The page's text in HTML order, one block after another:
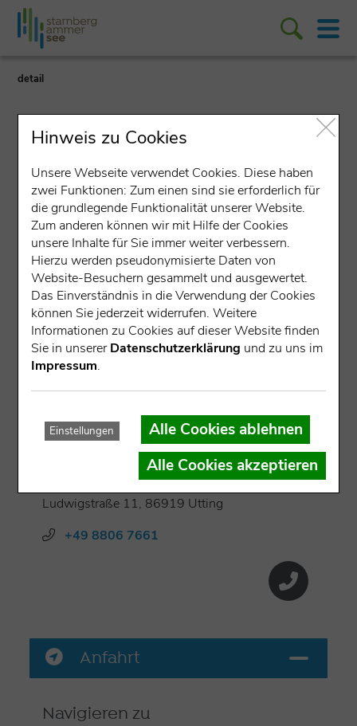
detail
Angeln/Fischen
Fischerei Ernst
Ludwigstraße 11, 86919 Utting
Gesprochene Sprachen:
Verkaufsstelle der Angel-
Berechtigungskarte am Ammersee
Fischerei Ernst
Ludwigstraße 11, 86919 Utting
+49 8806 7661
Anfahrt
Navigieren zu
Hinweis zu Cookies
Unsere Webseite verwendet Cookies. Diese haben
zwei Funktionen: Zum einen sind sie erforderlich für
die grundlegende Funktionalität unserer Website.
Zum anderen können wir mit Hilfe der Cookies
unsere Inhalte für Sie immer weiter verbessern.
Hierzu werden pseudonymisierte Daten von
Website-Besuchern gesammelt und ausgewertet.
Das Einverständnis in die Verwendung der Cookies
können Sie jederzeit widerrufen. Weitere
Informationen zu Cookies auf dieser Website finden
Sie in unsererDatenschutzerklärung und zu uns im
Impressum.
Einstellungen
Alle Cookies ablehnen
Alle Cookies akzeptieren